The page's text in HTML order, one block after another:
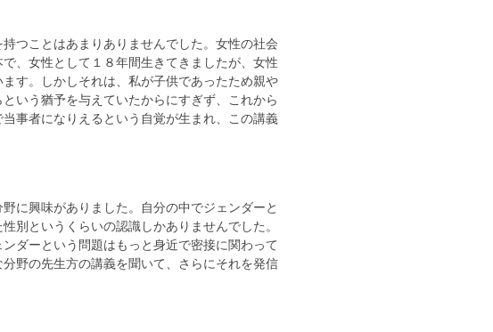
つことはあまりありませんでした。女性の社会
、女性として１８年間生きてきましたが、女性
す。しかしそれは、私が子供であったため親や
いう猶予を与えていたからにすぎず、これから
事者になりえるという自覚が生まれ、この講義
に興味がありました。自分の中でジェンダーと
別というくらいの認識しかありませんでした。
ダーという問題はもっと身近で密接に関わって
野の先生方の講義を聞いて、さらにそれを発信